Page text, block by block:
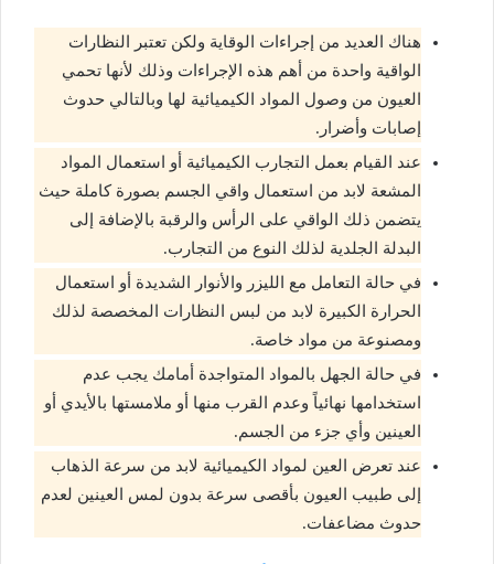
هناك العديد من إجراءات الوقاية ولكن تعتبر النظارات
الواقية واحدة من أهم هذه الإجراءات وذلك لأنها تحمي
العيون من وصول المواد الكيميائية لها وبالتالي حدوث
إصابات وأضرار.
عند القيام بعمل التجارب الكيميائية أو استعمال المواد
المشعة لابد من استعمال واقي الجسم بصورة كاملة حيث
يتضمن ذلك الواقي على الرأس والرقبة بالإضافة إلى
البدلة الجلدية لذلك النوع من التجارب.
في حالة التعامل مع الليزر والأنوار الشديدة أو استعمال
الحرارة الكبيرة لابد من لبس النظارات المخصصة لذلك
ومصنوعة من مواد خاصة.
في حالة الجهل بالمواد المتواجدة أمامك يجب عدم
استخدامها نهائياً وعدم القرب منها أو ملامستها بالأيدي أو
العينين وأي جزء من الجسم.
عند تعرض العين لمواد الكيميائية لابد من سرعة الذهاب
إلى طبيب العيون بأقصى سرعة بدون لمس العينين لعدم
حدوث مضاعفات.